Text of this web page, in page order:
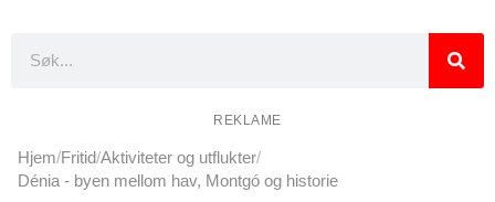
REKLAME
Hjem Fritid Aktiviteter og utflukter
Dénia - byen mellom hav, Montgó og historie